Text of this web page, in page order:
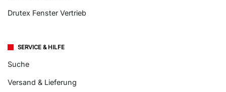
Drutex Fenster Vertrieb
SERVICE & HILFE
Suche
Versand & Lieferung